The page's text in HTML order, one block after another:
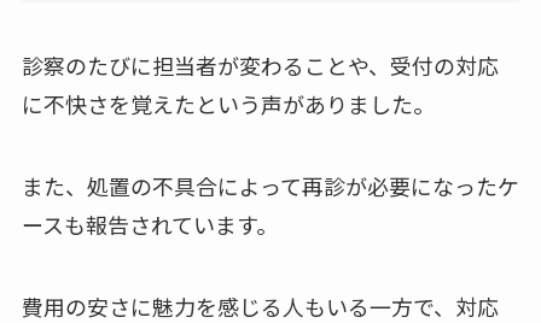
診察のたびに担当者が変わることや、受付の対応
に不快さを覚えたという声がありました。
また、処置の不具合によって再診が必要になったケ
ースも報告されています。
費用の安さに魅力を感じる人もいる一方で、対応